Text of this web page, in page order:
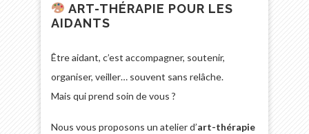
ART-THÉRAPIE POUR LES
AIDANTS
Être aidant, c’est accompagner, soutenir,
organiser, veiller… souvent sans relâche.
Mais qui prend soin de vous ?
Nous vous proposons un atelier d’art-thérapie